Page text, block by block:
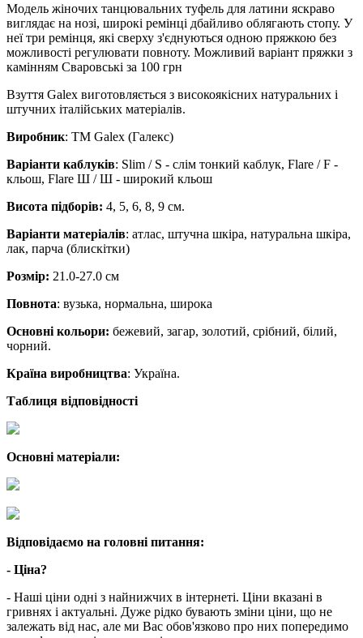
Модель жіночих танцювальних туфель для латини яскраво
виглядає на нозі, широкі ремінці дбайливо облягають стопу. У
неї три ремінця, які сверху з'єднуються одною пряжкою без
можливості регулювати повноту. Можливий варіант пряжки з
камінням Сваровські за 100 грн
Взуття Galex виготовляється з високоякісних натуральних і
штучних італійських матеріалів.
Виробник: ТМ Galex (Галекс)
Варіанти каблуків: Slim / S - слім тонкий каблук, Flare / F -
кльош, Flare Ш / Ш - широкий кльош
Висота підборів: 4, 5, 6, 8, 9 см.
Варіанти матеріалів: атлас, штучна шкіра, натуральна шкіра,
лак, парча (блискітки)
Розмір: 21.0-27.0 см
Повнота: вузька, нормальна, широка
Основні кольори: бежевий, загар, золотий, срібний, білий,
чорний.
Країна виробництва: Україна.
Таблиця відповідності
Основні матеріали:
Відповідаємо на головні питання:
- Ціна?
- Наші ціни одні з найнижчих в інтернеті. Ціни вказані в
гривнях і актуальні. Дуже рідко бувають зміни ціни, що не
залежать від нас, але ми Вас обов'язково про них попередимо